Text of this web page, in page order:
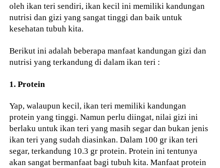
oleh ikan teri sendiri, ikan kecil ini memiliki kandungan
nutrisi dan gizi yang sangat tinggi dan baik untuk
kesehatan tubuh kita.
Berikut ini adalah beberapa manfaat kandungan gizi dan
nutrisi yang terkandung di dalam ikan teri :
1. Protein
Yap, walaupun kecil, ikan teri memiliki kandungan
protein yang tinggi. Namun perlu diingat, nilai gizi ini
berlaku untuk ikan teri yang masih segar dan bukan jenis
ikan teri yang sudah diasinkan. Dalam 100 gr ikan teri
segar, terkandung 10.3 gr protein. Protein ini tentunya
akan sangat bermanfaat bagi tubuh kita. Manfaat protein